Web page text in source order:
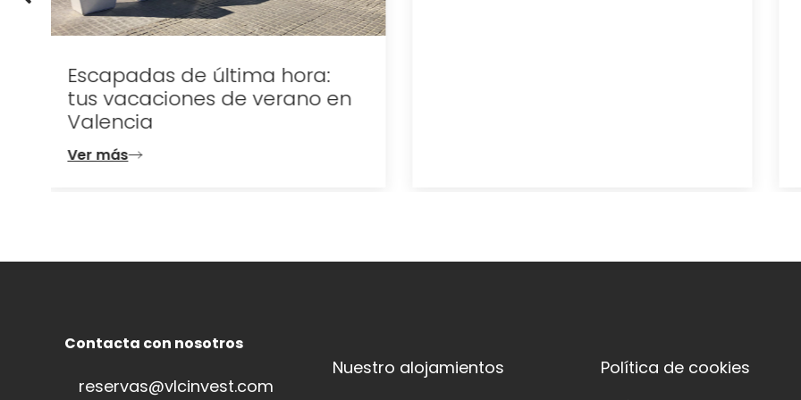
Contacta con nosotros
reservas@vlcinvest.com
Nuestro alojamientos
Política de cookies